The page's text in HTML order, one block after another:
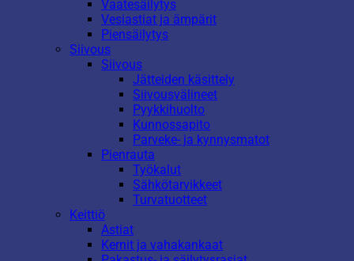
Vaatesäilytys
Vesiastiat ja ämpärit
Piensäilytys
Siivous
Siivous
Jätteiden käsittely
Siivousvälineet
Pyykkihuolto
Kunnossapito
Parveke- ja kynnysmatot
Pienrauta
Työkalut
Sähkötarvikkeet
Turvatuotteet
Keittiö
Astiat
Kernit ja vahakankaat